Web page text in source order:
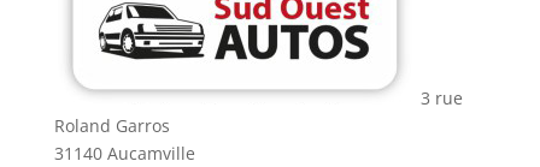
3 rue
Roland Garros
31140 Aucamville